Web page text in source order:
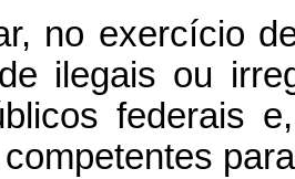
no exercício
ilegais ou
federais